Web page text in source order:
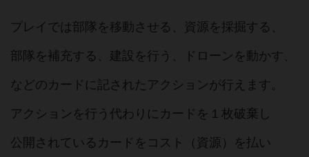
プレイでは部隊を移動させる、資源を採掘する、
部隊を補充する、建設を行う、ドローンを動かす、
などのカードに記されたアクションが行えます。
アクションを行う代わりにカードを１枚破棄し
公開されているカードをコスト（資源）を払い